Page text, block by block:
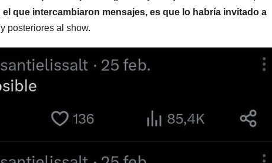
el que intercambiaron mensajes, es que lo habría invitado a
posteriores al show.